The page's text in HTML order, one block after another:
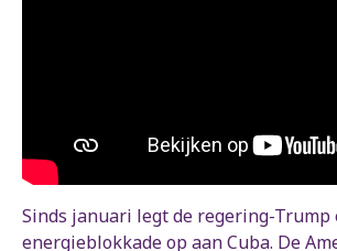
Sinds januari legt de regering-Trump
energieblokkade op aan Cuba. De